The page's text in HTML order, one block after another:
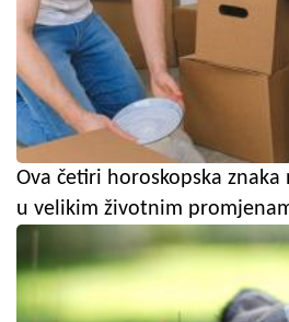
Ova četiri horoskopska
u velikim životnim